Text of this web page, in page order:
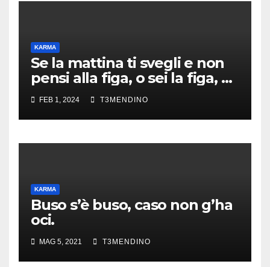
KARMA
Se la mattina ti svegli e non
pensi alla figa, o sei la figa, o
sei morto.
FEB 1, 2024 T3MENDINO
KARMA
Buso s’è buso, caso non g’ha
oci.
MAG 5, 2021 T3MENDINO